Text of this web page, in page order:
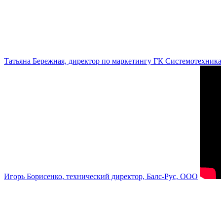
Татьяна Бережная, директор по маркетингу ГК Системотехника
Игорь Борисенко, технический директор, Балс-Рус, ООО